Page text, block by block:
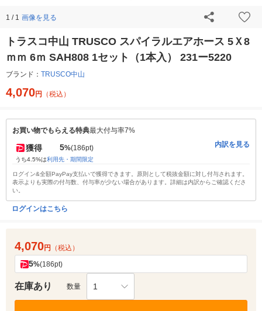
1 / 1 画像を見る
トラスコ中山 TRUSCO スパイラルエアホース 5Ｘ8
ｍｍ 6ｍ SAH808 1セット（1本入） 231ー5220
ブランド： TRUSCO中山
4,070円 （税込）
お買い物でもらえる特典最大付与率7%
獲得 5%(186pt)
うち4.5%は利用先・期間限定
内訳を見る
ログイン&全額PayPay支払いで獲得できます。原則として税抜金額に対し付与されます。
表示よりも実際の付与数、付与率が少ない場合があります。詳細は内訳からご確認くださ
い。
ログインはこちら
4,070円 （税込）
5%(186pt)
在庫あり 数量 1